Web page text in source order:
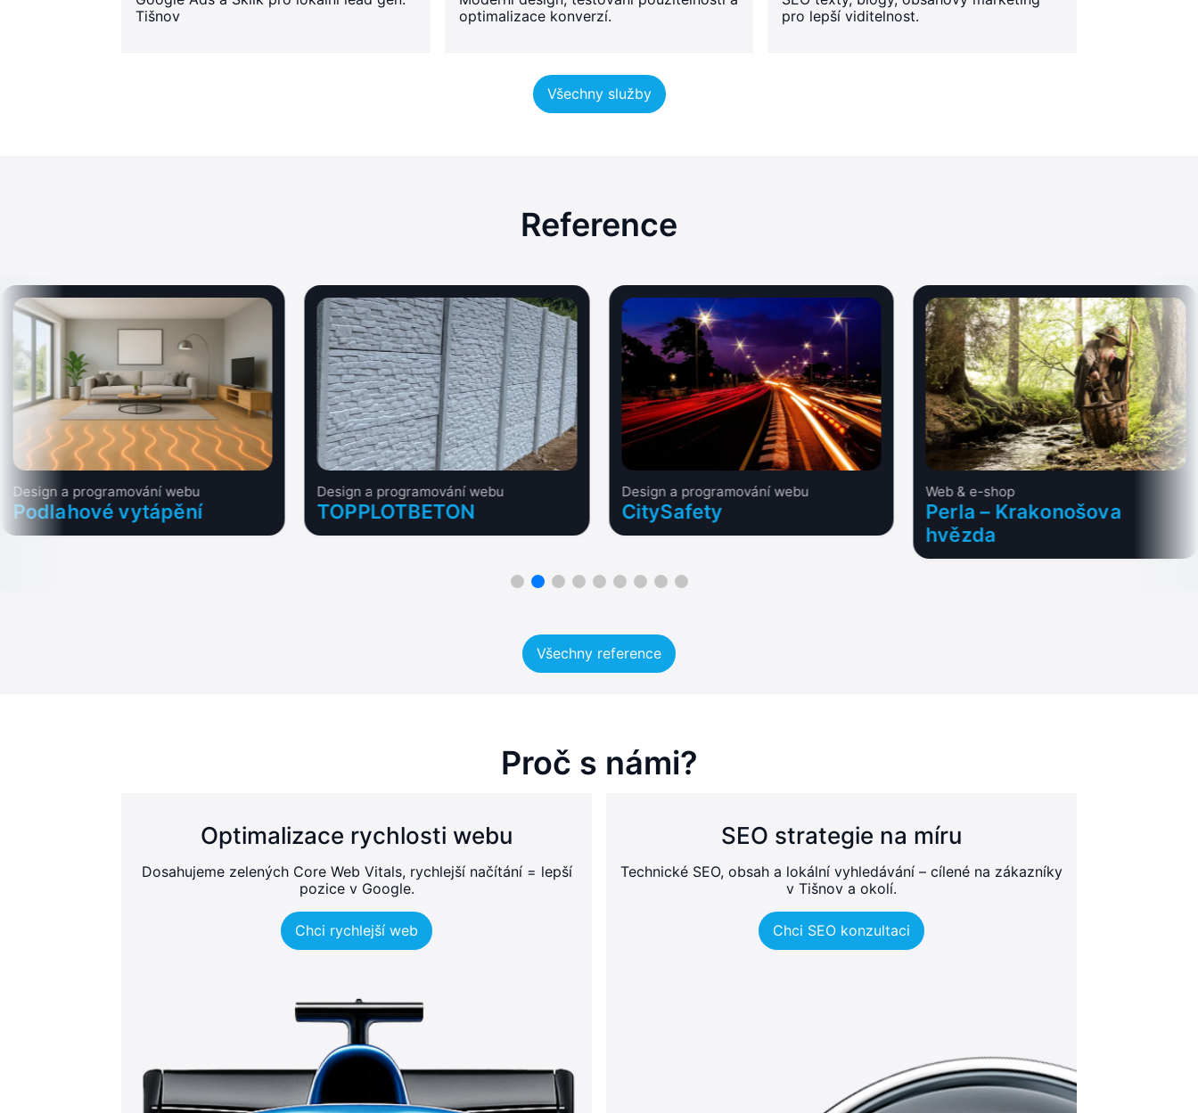
Tišnov
optimalizace konverzí.
pro lepší viditelnost.
Všechny služby
Reference
Design a programování webu
Podlahové vytápění
Design a programování webu
TOPPLOTBETON
Design a programování webu
CitySafety
Web & e-shop
Perla – Krakonošova
hvězda
Všechny reference
Proč s námi?
Optimalizace rychlosti webu
Dosahujeme zelených Core Web Vitals, rychlejší načítání = lepší
pozice v Google.
Chci rychlejší web
SEO strategie na míru
Technické SEO, obsah a lokální vyhledávání – cílené na zákazníky
v Tišnov a okolí.
Chci SEO konzultaci